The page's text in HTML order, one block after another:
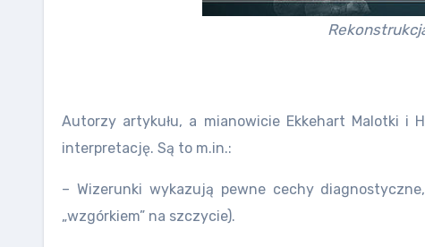
Autorzy artykułu, a mianowicie Ekkehart Malotki i
interpretację. Są to m.in.:
– Wizerunki wykazują pewne cechy
„wzgórkiem” na szczycie).